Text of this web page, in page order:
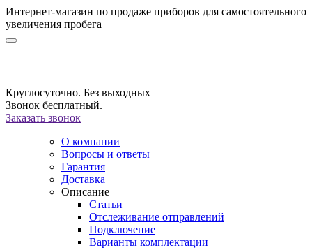
Интернет-магазин по продаже приборов для самостоятельного
увеличения пробега
Круглосуточно. Без выходных
Звонок бесплатный.
Заказать звонок
О компании
Вопросы и ответы
Гарантия
Доставка
Описание
Статьи
Отслеживание отправлений
Подключение
Варианты комплектации